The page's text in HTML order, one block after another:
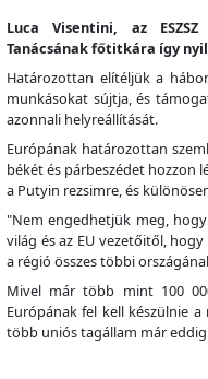
Luca Visentini, az
Tanácsának főtitkára így
Határozottan elítéljük a
munkásokat sújtja, és
azonnali helyreállítását.
Európának határozottan
békét és párbeszédet hozzon
a Putyin rezsimre, és
"Nem engedhetjük meg,
világ és az EU vezetőitől,
a régió összes többi
Mivel már több mint 100
Európának fel kell készülnie
több uniós tagállam már